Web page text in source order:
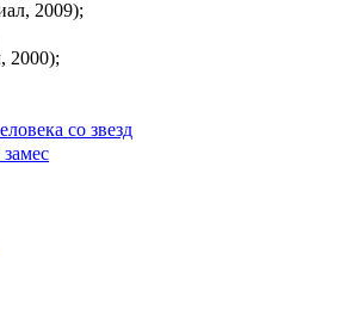
2009);
2000);
со звезд